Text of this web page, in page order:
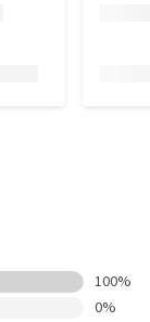
100%
0%